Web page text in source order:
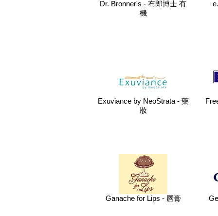
Dr. Bronner's - 布郎博士 有
機
Exuviance by NeoStrata - 藥
妝
Ganache for Lips - 唇膏